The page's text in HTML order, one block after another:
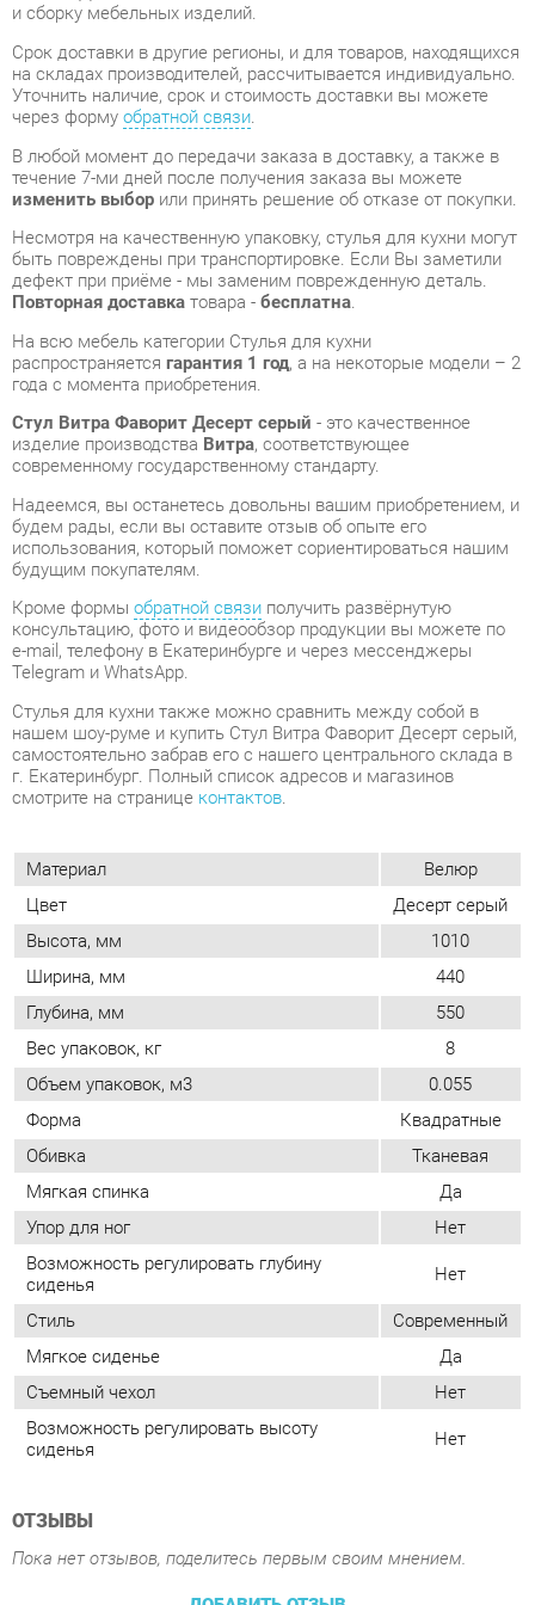
через формуобратной связи.
В любой момент до передачи заказа в доставку, а также в
течение 7-ми дней после получения заказа вы можете
изменить выборили принять решение об отказе от покупки.
Несмотря на качественную упаковку, стулья для кухни могут
дефект при приёме - мы заменим поврежденную деталь.
Повторная доставкатовара -бесплатна.
распространяетсягарантия 1 год, а на некоторые модели – 2
года с момента приобретения.
Стул Витра Фаворит Десерт серый- это качественное
современному государственному стандарту.
Надеемся, вы останетесь довольны вашим приобретением, и
будем рады, если вы оставите отзыв об опыте его
использования, который поможет сориентироваться нашим
будущим покупателям.
Кроме формыобратной связиполучить развёрнутую
консультацию, фото и видеообзор продукции вы можете по
e-mail, телефону в Екатеринбурге и через мессенджеры
Telegram и WhatsApp.
Стулья для кухни также можно сравнить между собой в
нашем шоу-руме и купить Стул Витра Фаворит Десерт серый,
самостоятельно забрав его с нашего центрального склада в
г. Екатеринбург. Полный список адресов и магазинов
смотрите на страницеконтактов .
Материал
Велюр
Цвет
Десерт серый
Высота, мм
Глубина, мм
550
Вес упаковок, кг
8
Объем упаковок, м3
0.055
Форма
Квадратные
Обивка
Тканевая
Мягкая спинка
Упор для ног
Нет
Возможность регулировать глубину
сиденья
Нет
Стиль
Современный
Мягкое сиденье
Да
Съемный чехол
Нет
Возможность регулировать высоту
сиденья
Нет
ОТЗЫВЫ
Пока нет отзывов, поделитесь первым своим мнением.
ДОБАВИТЬ ОТЗЫВ